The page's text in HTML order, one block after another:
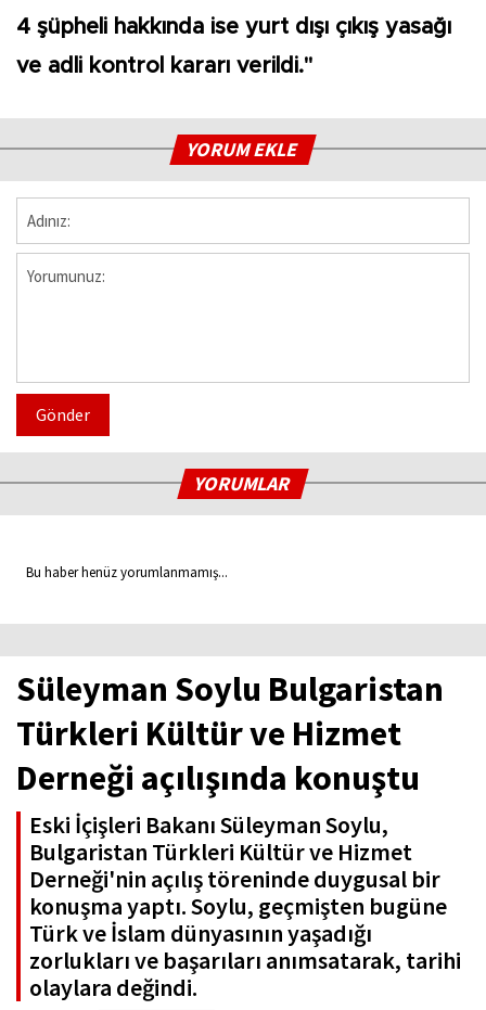
4 şüpheli hakkında ise yurt dışı çıkış yasağı
ve adli kontrol kararı verildi."
YORUM EKLE
Gönder
YORUMLAR
Bu haber henüz yorumlanmamış...
Süleyman Soylu Bulgaristan
Türkleri Kültür ve Hizmet
Derneği açılışında konuştu
Eski İçişleri Bakanı Süleyman Soylu,
Bulgaristan Türkleri Kültür ve Hizmet
Derneği'nin açılış töreninde duygusal bir
konuşma yaptı. Soylu, geçmişten bugüne
Türk ve İslam dünyasının yaşadığı
zorlukları ve başarıları anımsatarak, tarihi
olaylara değindi.